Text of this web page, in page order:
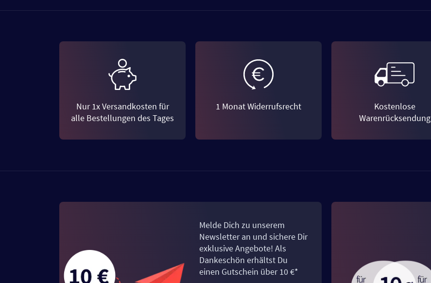
Nur 1x Versandkosten für
alle Bestellungen des Tages
1 Monat Widerrufsrecht
Kostenlose
Warenrücksendung
Melde Dich zu unserem
Newsletter an und sichere Dir
exklusive Angebote! Als
Dankeschön erhältst Du
einen Gutschein über 10 €*